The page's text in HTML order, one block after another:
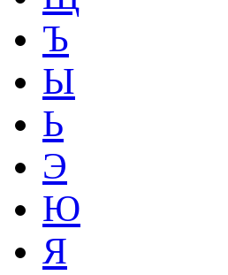
Ъ
Ы
Ь
Э
Ю
Я